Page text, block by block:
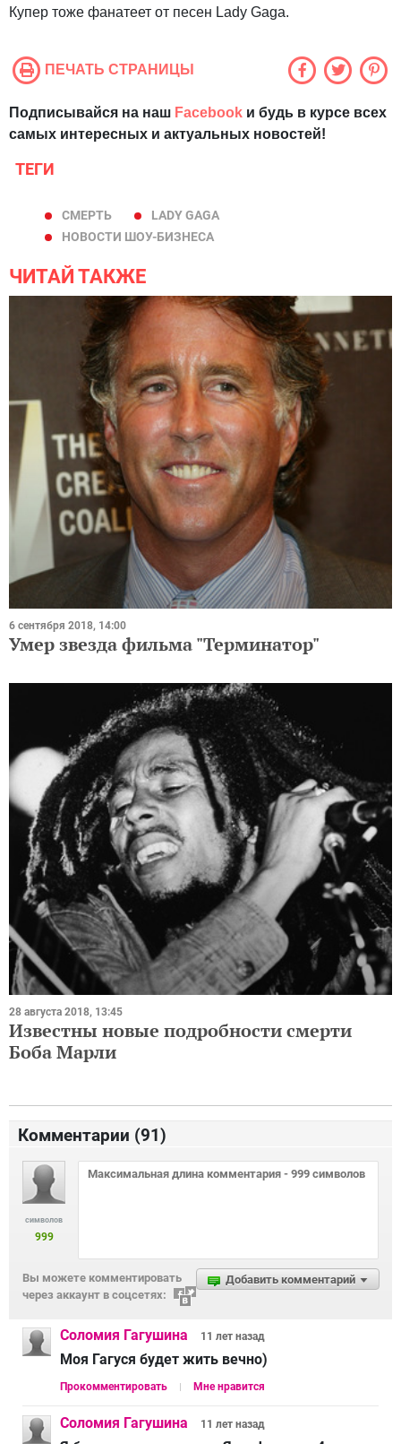
Купер тоже фанатеет от песен Lady Gaga.
ПЕЧАТЬ СТРАНИЦЫ
Подписывайся на наш Facebook и будь в курсе всех
самых интересных и актуальных новостей!
ТЕГИ
СМЕРТЬ
LADY GAGA
НОВОСТИ ШОУ-БИЗНЕСА
ЧИТАЙ ТАКЖЕ
6 сентября 2018, 14:00
Умер звезда фильма "Терминатор"
28 августа 2018, 13:45
Известны новые подробности смерти
Боба Марли
Комментарии (91)
символов
999
Добавить комментарий
Вы можете комментировать
через аккаунт в соцсетях:
Соломия Гагушина 11 лет назад
Моя Гагуся будет жить вечно)
Прокомментировать Мне нравится
Соломия Гагушина 11 лет назад